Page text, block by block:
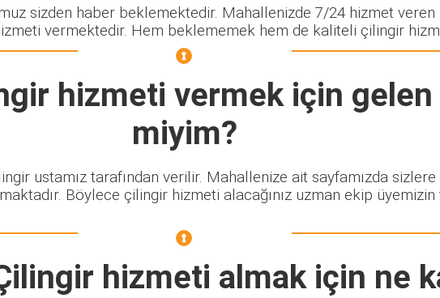
sizden haber beklemektedir. Mahallenizde 7/24 hizmet
vermektedir. Hem beklememek hem de kaliteli çilingir
hizmeti vermek için
miyim?
ustamız tarafından verilir. Mahallenize ait sayfamızda
Böylece çilingir hizmeti alacağınız uzman ekip
hizmeti almak için ne